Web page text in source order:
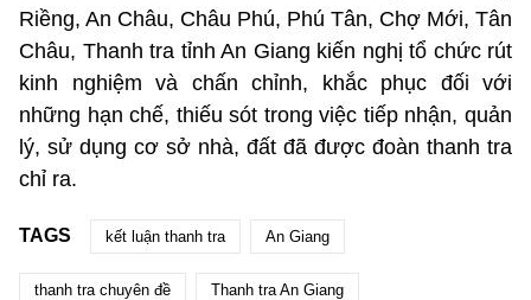
Riềng, An Châu, Châu Phú, Phú Tân, Chợ Mới, Tân
Châu, Thanh tra tỉnh An Giang kiến nghị tổ chức rút
kinh nghiệm và chấn chỉnh, khắc phục đối với
những hạn chế, thiếu sót trong việc tiếp nhận, quản
lý, sử dụng cơ sở nhà, đất đã được đoàn thanh tra
chỉ ra.
TAGS kết luận thanh tra An Giang
thanh tra chuyên đề Thanh tra An Giang